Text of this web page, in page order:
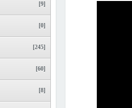
[9]
[0]
[245]
[60]
[8]